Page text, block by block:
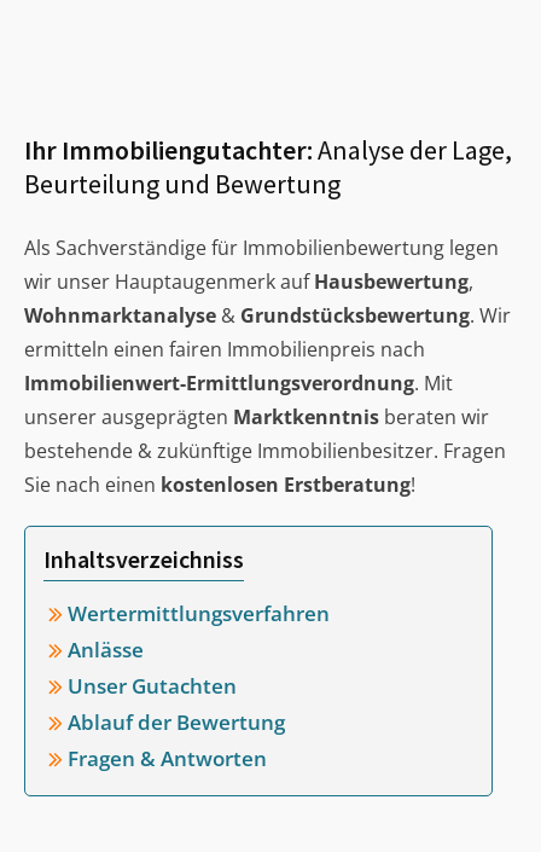
Ihr Immobiliengutachter:Analyse der Lage,
Beurteilung und Bewertung
Als Sachverständige für Immobilienbewertung legen
wir unser Hauptaugenmerk aufHausbewertung,
Wohnmarktanalyse & Grundstücksbewertung. Wir
ermitteln einen fairen Immobilienpreis nach
Immobilienwert-Ermittlungsverordnung. Mit
unserer ausgeprägten Marktkenntnis beraten wir
bestehende & zukünftige Immobilienbesitzer. Fragen
Sie nach einen kostenlosen Erstberatung!
Inhaltsverzeichniss
Wertermittlungsverfahren
Anlässe
Unser Gutachten
Ablauf der Bewertung
Fragen & Antworten